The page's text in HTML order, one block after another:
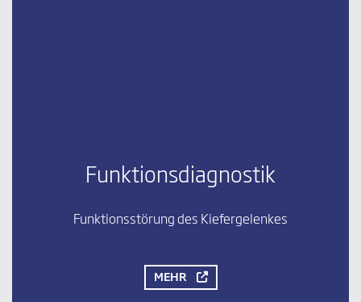
Funktionsdiagnostik
Funktionsstörung des Kiefergelenkes
MEHR